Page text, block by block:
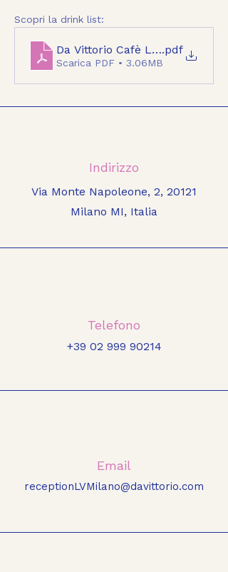
Scopri la drink list:
Da Vittorio Cafè Louis Vuitton
.pdf
Scarica PDF • 3.06MB
Indirizzo
Via Monte Napoleone, 2, 20121
Milano MI, Italia
Telefono
+39 02 999 90214
Email
receptionLVMilano@davittorio.com